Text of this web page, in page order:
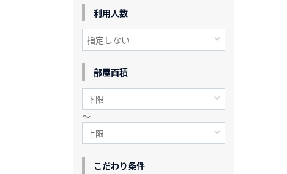
利用人数
部屋面積
～
こだわり条件